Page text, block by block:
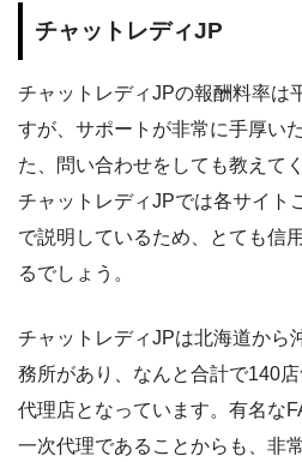
チャットレディJP
チャットレディJPの報酬料率は
すが、サポートが非常に手厚い
た、問い合わせをしても教えて
チャットレディJPでは各サイト
で説明しているため、とても信
るでしょう。
チャットレディJPは北海道から
務所があり、なんと合計で140
代理店となっています。有名な
一次代理であることからも、非